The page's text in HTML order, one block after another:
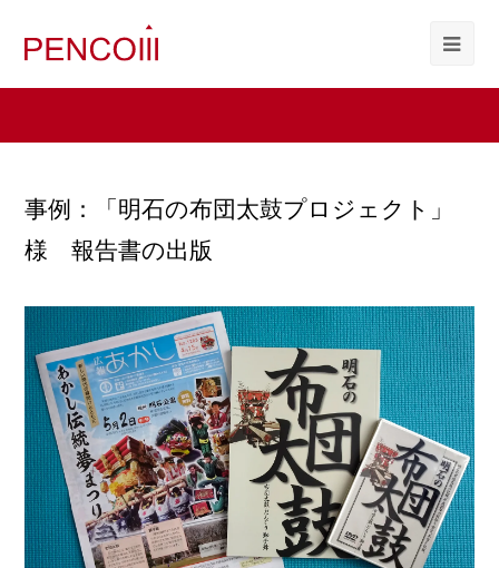
事例：「明石の布団太鼓プロジェクト」
様 報告書の出版